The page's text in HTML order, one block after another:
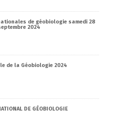
de géobiologie samedi 28
2024
de la Géobiologie 2024
DE GÉOBIOLOGIE